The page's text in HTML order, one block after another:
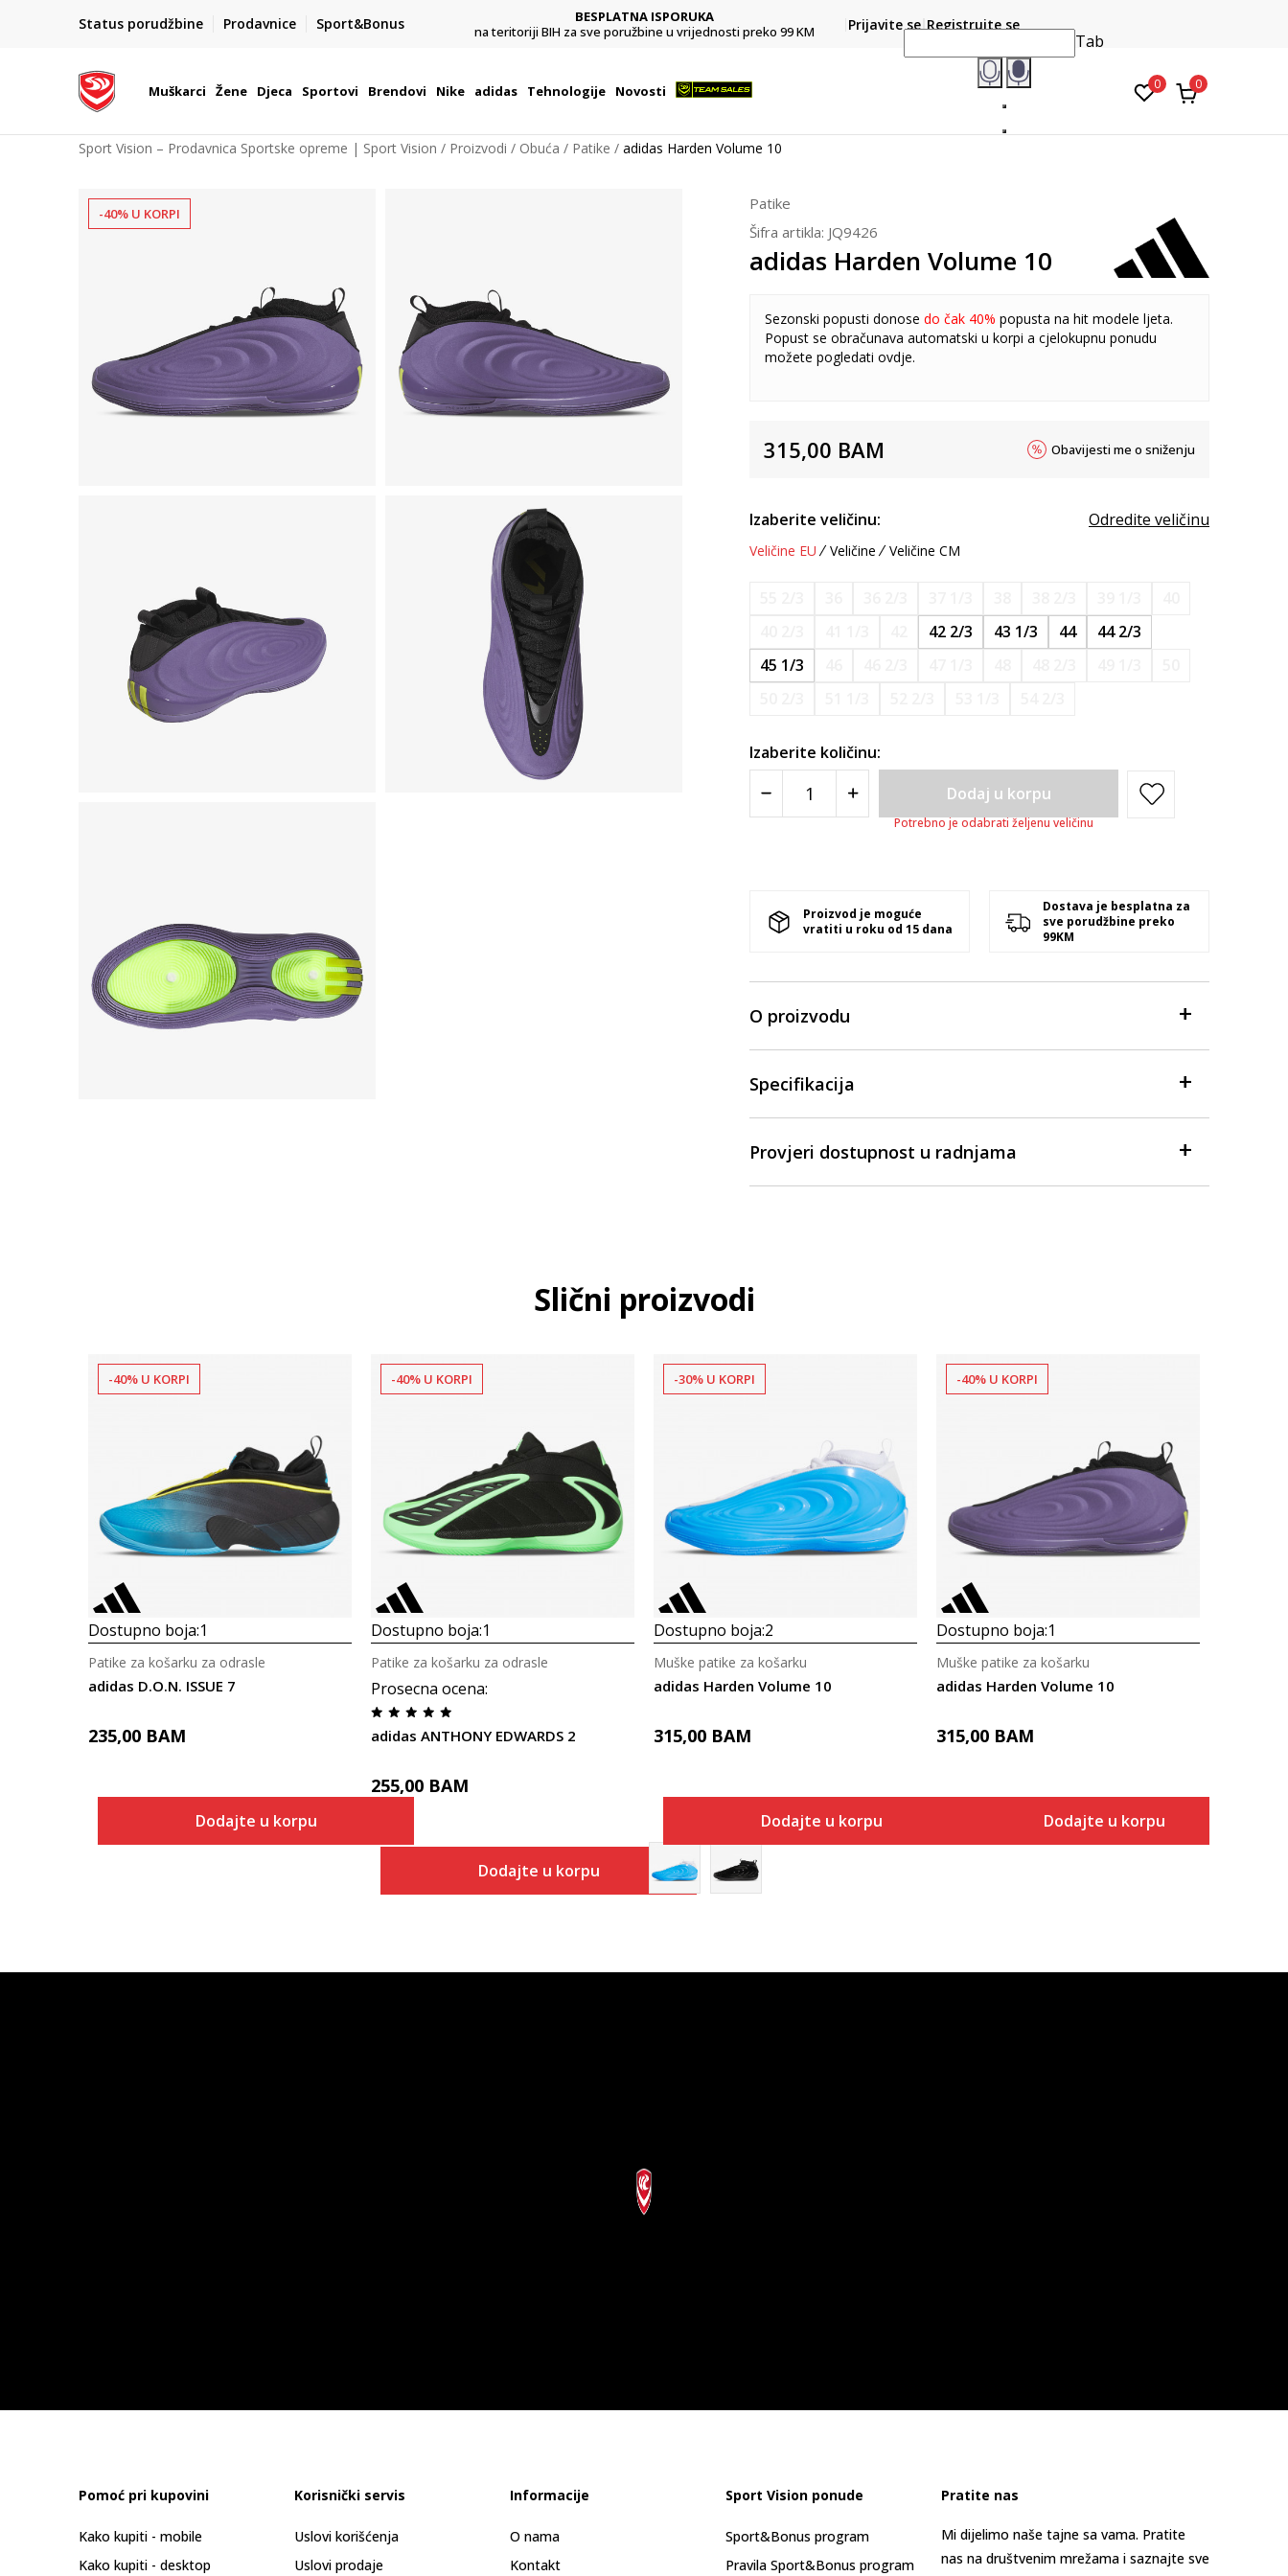
Status porudžbine Prodavnice Sport&Bonus
POZOVITE NAS NA : 055/490-400
Pon-Pet od 9h - 16h
BESPLATNA ISPORUKA
na teritoriji BIH za sve poružbine u vrijednosti preko 99 KM
Platite karticom online i preuzmite u prodavnici po vašem
Prijavite se Registrujte se
Muškarci Žene Djeca Sportovi Brendovi Nike adidas Tehnologije Novosti
Tab
0 0
Sport Vision – Prodavnica Sportske opreme | Sport Vision Proizvodi Obuća Patike adidas Harden Volume 10
-40% U KORPI
Patike
Šifra artikla: JQ9426
adidas Harden Volume 10
Sezonski popusti donose do čak 40% popusta na hit modele ljeta.
Popust se obračunava automatski u korpi a cjelokupnu ponudu
možete pogledati ovdje.
315,00 BAM Obavijesti me o sniženju
Izaberite veličinu: Odredite veličinu
Veličine EU Veličine Veličine CM
42 2/3 43 1/3 44
44 2/3
45 1/3
Izaberite količinu:
Dodaj u korpu
Potrebno je odabrati željenu veličinu
Proizvod je moguće
vratiti u roku od 15 dana
Dostava je besplatna za
sve porudžbine preko
99KM
O proizvodu
Specifikacija
Provjeri dostupnost u radnjama
Slični proizvodi
-40% U KORPI
Dostupno boja:1
adidas D.O.N. ISSUE 7
Patike za košarku za odrasle
235,00 BAM
Dodajte u korpu
-40% U KORPI
Dostupno boja:1
Prosecna ocena:
adidas ANTHONY EDWARDS 2
Patike za košarku za odrasle
255,00 BAM
Dodajte u korpu
-30% U KORPI
Dostupno boja:2
adidas Harden Volume 10
Muške patike za košarku
315,00 BAM
Dodajte u korpu
-40% U KORPI
Dostupno boja:1
adidas Harden Volume 10
Muške patike za košarku
315,00 BAM
Dodajte u korpu
Pomoć pri kupovini
Kako kupiti - mobile
Kako kupiti - desktop
Korisnički servis
Uslovi korišćenja
Uslovi prodaje
Informacije
O nama
Kontakt
Sport Vision ponude
Sport&Bonus program
Pravila Sport&Bonus program
Pratite nas
Mi dijelimo naše tajne sa vama. Pratite
nas na društvenim mrežama i saznajte sve